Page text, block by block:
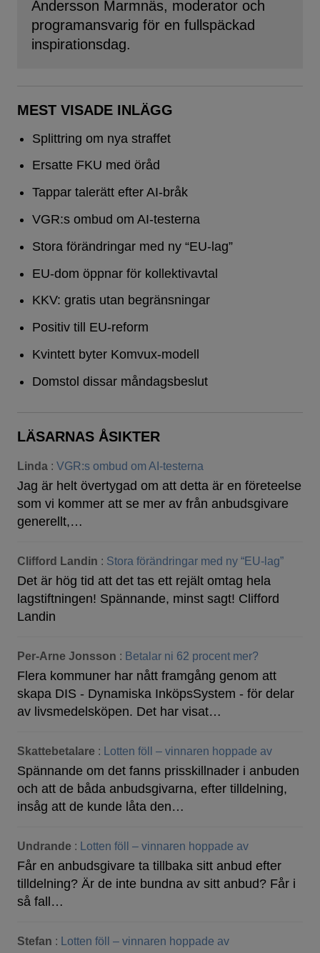
Andersson Marmnäs, moderator och
programansvarig för en fullspäckad
inspirationsdag.
MEST VISADE INLÄGG
Splittring om nya straffet
Ersatte FKU med öråd
Tappar talerätt efter AI-bråk
VGR:s ombud om AI-testerna
Stora förändringar med ny “EU-lag”
EU-dom öppnar för kollektivavtal
KKV: gratis utan begränsningar
Positiv till EU-reform
Kvintett byter Komvux-modell
Domstol dissar måndagsbeslut
LÄSARNAS ÅSIKTER
Linda : VGR:s ombud om AI-testerna
Jag är helt övertygad om att detta är en företeelse
som vi kommer att se mer av från anbudsgivare
generellt,…
Clifford Landin : Stora förändringar med ny “EU-lag”
Det är hög tid att det tas ett rejält omtag hela
lagstiftningen! Spännande, minst sagt! Clifford
Landin
Per-Arne Jonsson : Betalar ni 62 procent mer?
Flera kommuner har nått framgång genom att
skapa DIS - Dynamiska InköpsSystem - för delar
av livsmedelsköpen. Det har visat…
Skattebetalare : Lotten föll – vinnaren hoppade av
Spännande om det fanns prisskillnader i anbuden
och att de båda anbudsgivarna, efter tilldelning,
insåg att de kunde låta den…
Undrande : Lotten föll – vinnaren hoppade av
Får en anbudsgivare ta tillbaka sitt anbud efter
tilldelning? Är de inte bundna av sitt anbud? Får i
så fall…
Stefan : Lotten föll – vinnaren hoppade av